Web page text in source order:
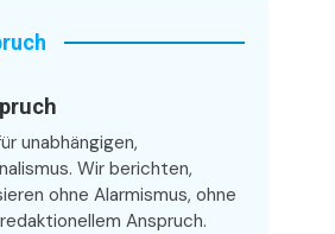
unabhängigen,
Wir berichten,
ohne Alarmismus, ohne
Anspruch.